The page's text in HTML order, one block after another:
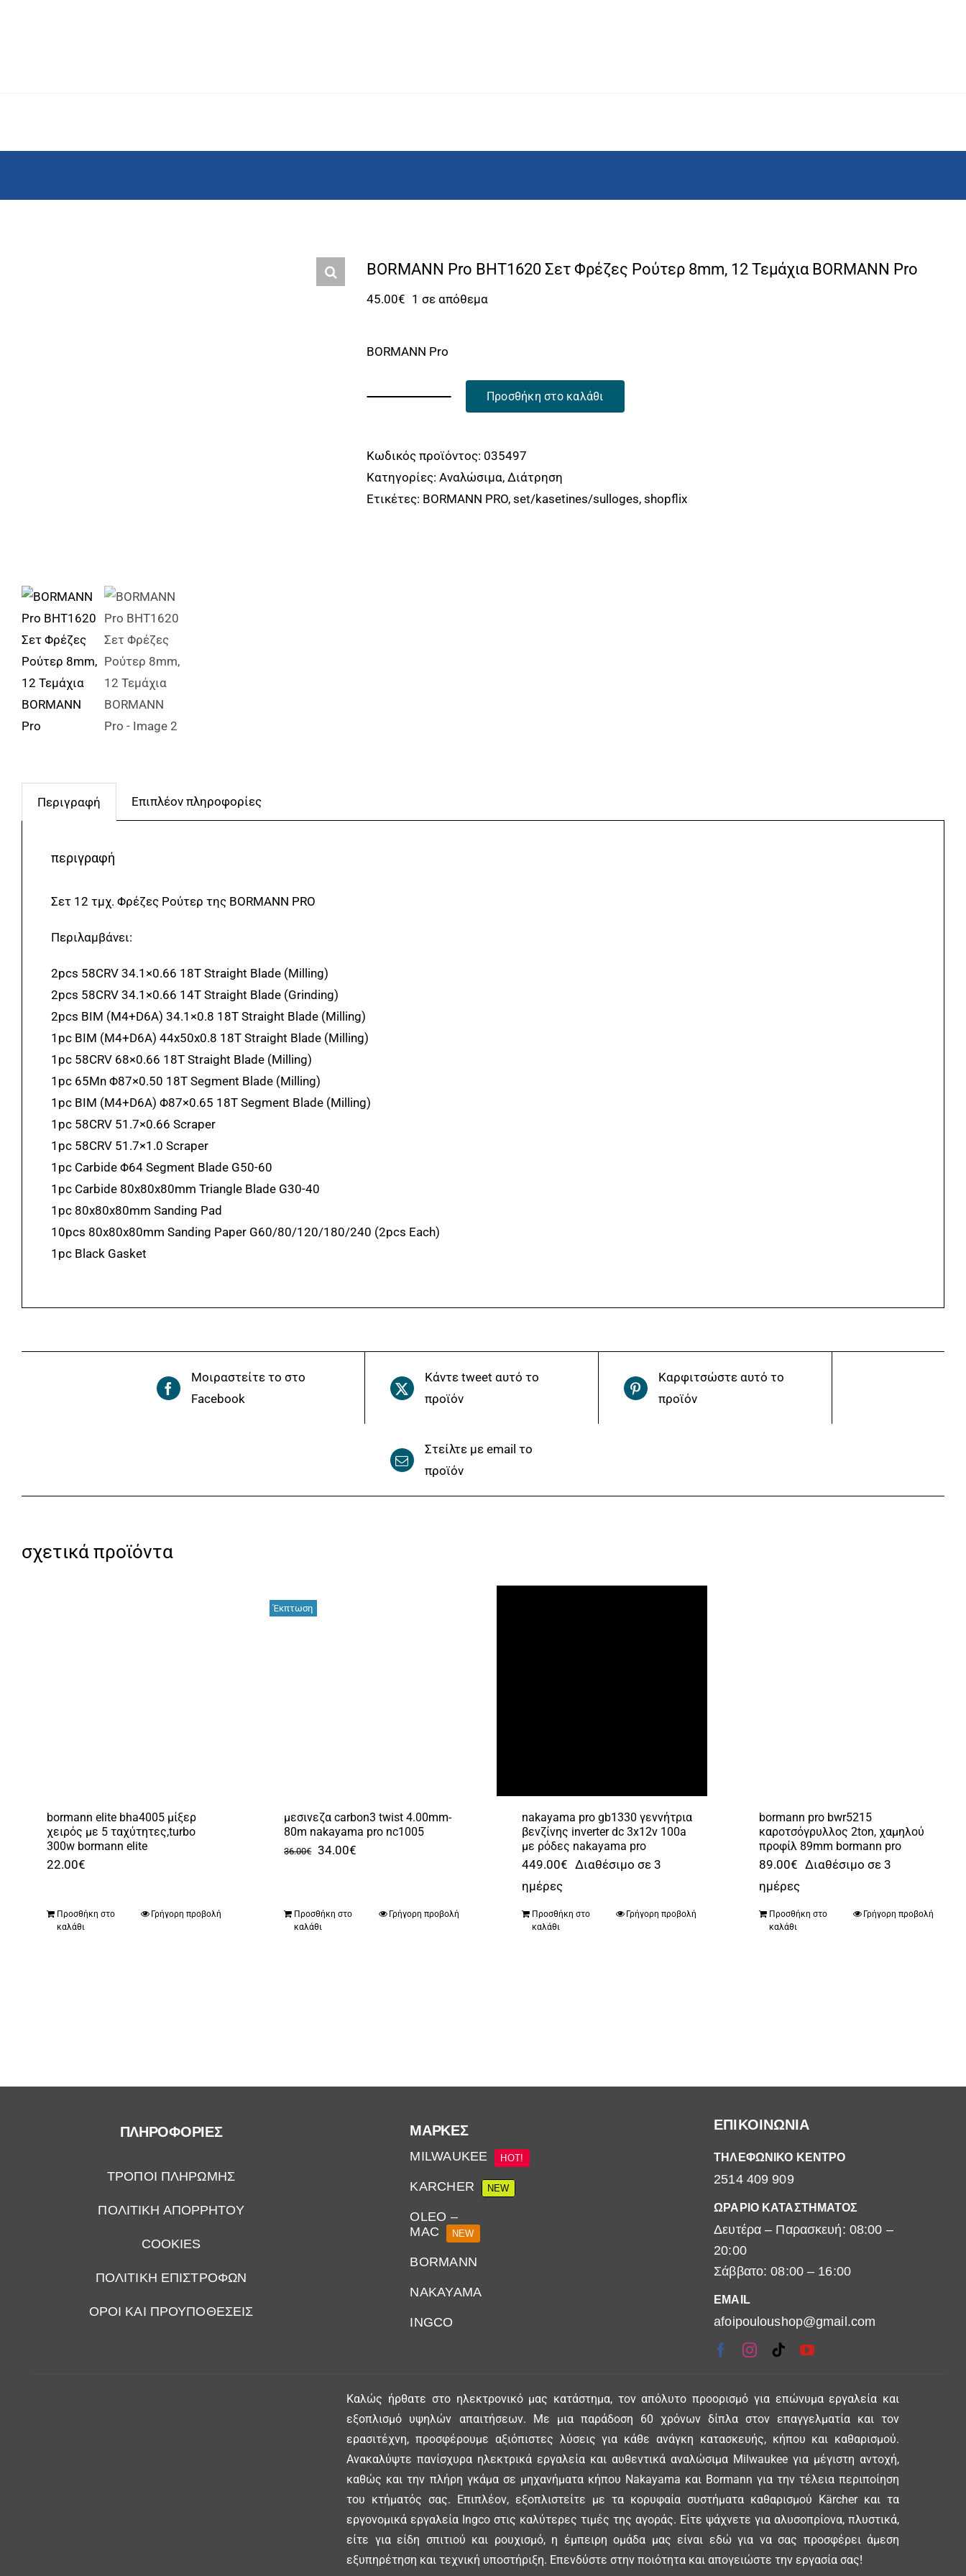
BORMANN Pro BHT1620 Σετ Φρέζες Ρούτερ 8mm, 12 Τεμάχια BORMANN Pro
45.00€ 1 σε απόθεμα
BORMANN Pro
BHT1620
Σετ
Φρέζες
Προσθήκη στο καλάθι
Κωδικός προϊόντος: 035497
Κατηγορίες: Αναλώσιμα, Διάτρηση
Ετικέτες: BORMANN PRO, set/kasetines/sulloges, shopflix
Περιγραφή Επιπλέον πληροφορίες
περιγραφή
Σετ 12 τμχ. Φρέζες Ρούτερ της BORMANN PRO
Περιλαμβάνει:
2pcs 58CRV 34.1×0.66 18T Straight Blade (Milling)
2pcs 58CRV 34.1×0.66 14T Straight Blade (Grinding)
2pcs BIM (M4+D6A) 34.1×0.8 18T Straight Blade (Milling)
1pc BIM (M4+D6A) 44x50x0.8 18T Straight Blade (Milling)
1pc 58CRV 68×0.66 18T Straight Blade (Milling)
1pc 65Mn Φ87×0.50 18T Segment Blade (Milling)
1pc BIM (M4+D6A) Φ87×0.65 18T Segment Blade (Milling)
1pc 58CRV 51.7×0.66 Scraper
1pc 58CRV 51.7×1.0 Scraper
1pc Carbide Φ64 Segment Blade G50-60
1pc Carbide 80x80x80mm Triangle Blade G30-40
1pc 80x80x80mm Sanding Pad
10pcs 80x80x80mm Sanding Paper G60/80/120/180/240 (2pcs Each)
1pc Black Gasket
Μοιραστείτε το στο
Facebook
Κάντε tweet αυτό το
προϊόν
Καρφιτσώστε αυτό το
προϊόν
Στείλτε με email το
προϊόν
σχετικά προϊόντα
bormann elite bha4005 μίξερ
χειρός με 5 ταχύτητες,turbo
300w bormann elite
22.00€
Προσθήκη στο
καλάθι
Γρήγορη προβολή
Έκπτωση
μεσινεζα carbon3 twist 4.00mm-
80m nakayama pro nc1005
36.00€ Original
36.00€.
34.00€
είναι:
Προσθήκη στο
καλάθι
Γρήγορη προβολή
nakayama pro gb1330 γεννήτρια
βενζίνης inverter dc 3x12v 100a
με ρόδες nakayama pro
449.00€ Διαθέσιμο σε 3
ημέρες
Προσθήκη στο
καλάθι
Γρήγορη προβολή
bormann pro bwr5215
καροτσόγρυλλος 2ton, χαμηλού
προφίλ 89mm bormann pro
89.00€ Διαθέσιμο σε 3
ημέρες
Προσθήκη στο
καλάθι
Γρήγορη προβολή
ΠΛΗΡΟΦΟΡΙΕΣ
ΤΡΟΠΟΙ ΠΛΗΡΩΜΗΣ
ΠΟΛΙΤΙΚΗ ΑΠΟΡΡΗΤΟΥ
COOKIES
ΠΟΛΙΤΙΚΗ ΕΠΙΣΤΡΟΦΩΝ
ΟΡΟΙ ΚΑΙ ΠΡΟΥΠΟΘΕΣΕΙΣ
ΜΆΡΚΕΣ
MILWAUKEE HOT!
KARCHER NEW
OLEO –
MAC
NEW
BORMANN
NAKAYAMA
INGCO
ΕΠΙΚΟΙΝΩΝΙΑ
ΤΗΛΕΦΩΝΙΚΟ ΚΕΝΤΡΟ
2514 409 909
ΩΡΑΡΙΟ ΚΑΤΑΣΤΗΜΑΤΟΣ
Δευτέρα – Παρασκευή: 08:00 –
20:00
Σάββατο: 08:00 – 16:00
EMAIL
afoipouloushop@gmail.com
Καλώς ήρθατε στο ηλεκτρονικό μας κατάστημα, τον απόλυτο προορισμό για επώνυμα εργαλεία και
εξοπλισμό υψηλών απαιτήσεων. Με μια παράδοση 60 χρόνων δίπλα στον επαγγελματία και τον
ερασιτέχνη, προσφέρουμε αξιόπιστες λύσεις για κάθε ανάγκη κατασκευής, κήπου και καθαρισμού.
Ανακαλύψτε πανίσχυρα ηλεκτρικά εργαλεία και αυθεντικά αναλώσιμα Milwaukee για μέγιστη αντοχή,
καθώς και την πλήρη γκάμα σε μηχανήματα κήπου Nakayama και Bormann για την τέλεια περιποίηση
του κτήματός σας. Επιπλέον, εξοπλιστείτε με τα κορυφαία συστήματα καθαρισμού Kärcher και τα
εργονομικά εργαλεία Ingco στις καλύτερες τιμές της αγοράς. Είτε ψάχνετε για αλυσοπρίονα, πλυστικά,
είτε για είδη σπιτιού και ρουχισμό, η έμπειρη ομάδα μας είναι εδώ για να σας προσφέρει άμεση
εξυπηρέτηση και τεχνική υποστήριξη. Επενδύστε στην ποιότητα και απογειώστε την εργασία σας!